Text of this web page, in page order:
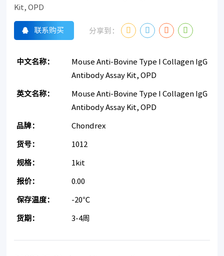
Kit, OPD
联系购买 分享到：
中文名称：
Mouse Anti-Bovine Type I Collagen IgG
Antibody Assay Kit, OPD
英文名称：
Mouse Anti-Bovine Type I Collagen IgG
Antibody Assay Kit, OPD
品牌： Chondrex
货号： 1012
规格： 1kit
报价： 0.00
保存温度： -20℃
货期： 3-4周